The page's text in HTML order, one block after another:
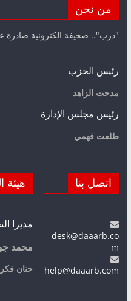
من نحن
"درب".. صحيفة الكترونية صادرة
رئيس الحزب
مدحت الزاهد
رئيس مجلس الإدارة
طلعت فهمي
اتصل بنا
desk@daaarb.co
m
help@daaarb.com
هيئة
مديرا
محمد
حنان